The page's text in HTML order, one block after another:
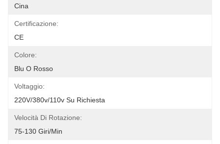
Cina
Certificazione:
CE
Colore:
Blu O Rosso
Voltaggio:
220V/380v/110v Su Richiesta
Velocità Di Rotazione:
75-130 Giri/min